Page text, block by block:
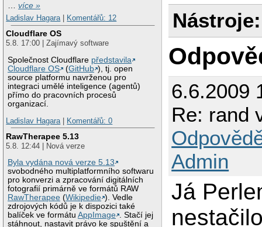
…více »
Ladislav Hagara| Komentářů: 12
Cloudflare OS
5.8. 17:00 | Zajímavý software
Společnost Cloudflare představila
Cloudflare OS
(GitHub ), tj. open
source platformu navrženou pro
integraci umělé inteligence (agentů)
přímo do pracovních procesů
organizací.
Ladislav Hagara| Komentářů: 0
RawTherapee 5.13
5.8. 12:44 | Nová verze
Byla vydána nová verze 5.13
svobodného multiplatformního softwaru
pro konverzi a zpracování digitálních
fotografií primárně ve formátů RAW
RawTherapee (Wikipedie ). Vedle
zdrojových kódů je k dispozici také
balíček ve formátuAppImage . Stačí jej
stáhnout, nastavit právo ke spuštění a
Nástroje:
6.6.2009
Re: rand
Admin
Já